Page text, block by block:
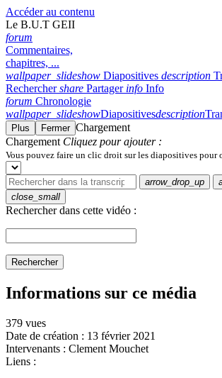
Accéder au contenu
Le B.U.T GEII
forum
Commentaires,
chapitres, ...
wallpaper_slideshow Diapositives description
Rechercher share Partager info Info
forum Chronologie
wallpaper_slideshowDiapositivesdescription
Plus Fermer Chargement
Chargement Cliquez pour ajouter :
Vous pouvez faire un clic droit sur les diapositives pour
arrow_drop_up
close_small
Rechercher dans cette vidéo :
Rechercher
Informations sur ce média
379 vues
Date de création : 13 février 2021
Intervenants : Clement Mouchet
Liens :